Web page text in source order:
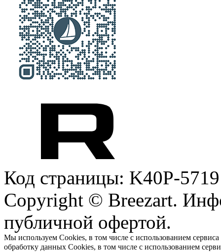
Код страницы: K40P-
Copyright © Breezart.
публичной офертой.
Мы используем Cookies, в том числе с использованием
обработку данных Cookies, в том числе с использованием